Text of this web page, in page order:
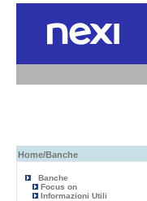
Home/Banche
Banche
Focus on
Informazioni Utili